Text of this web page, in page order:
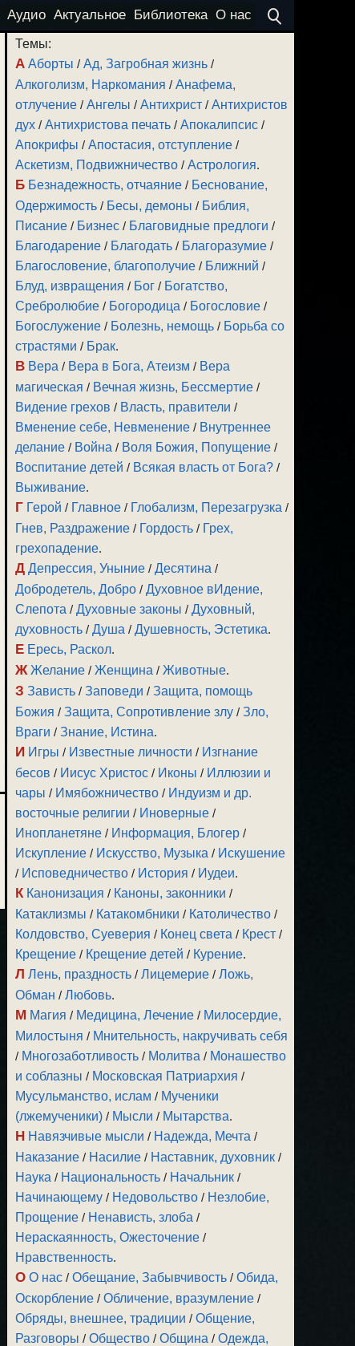
Аудио Актуальное Библиотека О нас
Темы:
А Аборты /Ад, Загробная жизнь /
Алкоголизм, Наркомания /Анафема,
отлучение /Ангелы /Антихрист /Антихристов
дух /Антихристова печать /Апокалипсис /
Апокрифы /Апостасия, отступление /
Аскетизм, Подвижничество /Астрология.
Б Безнадежность, отчаяние / Беснование,
Одержимость / Бесы, демоны / Библия,
Писание / Бизнес / Благовидные предлоги /
Благодарение / Благодать / Благоразумие /
Благословение, благополучие / Ближний /
Блуд, извращения / Бог / Богатство,
Сребролюбие / Богородица / Богословие /
Богослужение / Болезнь, немощь / Борьба со
страстями / Брак.
В Вера / Вера в Бога, Атеизм / Вера
магическая / Вечная жизнь, Бессмертие /
Видение грехов / Власть, правители /
Вменение себе, Невменение / Внутреннее
делание / Война / Воля Божия, Попущение /
Воспитание детей / Всякая власть от Бога? /
Выживание.
Г Герой / Главное / Глобализм, Перезагрузка /
Гнев, Раздражение / Гордость / Грех,
грехопадение.
Д Депрессия, Уныние /Десятина /
Добродетель, Добро /Духовное вИдение,
Слепота /Духовные законы /Духовный,
духовность /Душа /Душевность, Эстетика.
Е Ересь, Раскол.
Ж Желание /Женщина /Животные.
З Зависть /Заповеди /Защита, помощь
Божия /Защита, Сопротивление злу /Зло,
Враги /Знание, Истина.
И Игры / Известные личности / Изгнание
бесов / Иисус Христос / Иконы / Иллюзии и
чары / Имябожничество / Индуизм и др.
восточные религии / Иноверные /
Инопланетяне / Информация, Блогер /
Искупление / Искусство, Музыка / Искушение
/ Исповедничество / История / Иудеи.
К Канонизация / Каноны, законники /
Катаклизмы / Катакомбники / Католичество /
Колдовство, Суеверия / Конец света / Крест /
Крещение / Крещение детей / Курение.
Л Лень, праздность /Лицемерие /Ложь,
Обман /Любовь.
М Магия / Медицина, Лечение / Милосердие,
Милостыня / Мнительность, накручивать себя
/ Многозаботливость / Молитва / Монашество
и соблазны / Московская Патриархия /
Мусульманство, ислам / Мученики
(лжемученики) / Мысли / Мытарства.
Н Навязчивые мысли / Надежда, Мечта /
Наказание / Насилие / Наставник, духовник /
Наука / Национальность / Начальник /
Начинающему / Недовольство / Незлобие,
Прощение / Ненависть, злоба /
Нераскаянность, Ожесточение /
Нравственность.
О О нас /Обещание, Забывчивость /Обида,
Оскорбление /Обличение, вразумление /
Обряды, внешнее, традиции /Общение,
Разговоры /Общество /Община /Одежда,